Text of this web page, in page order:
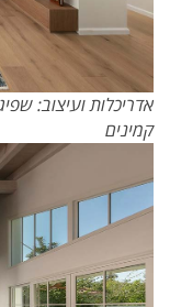
קמינים